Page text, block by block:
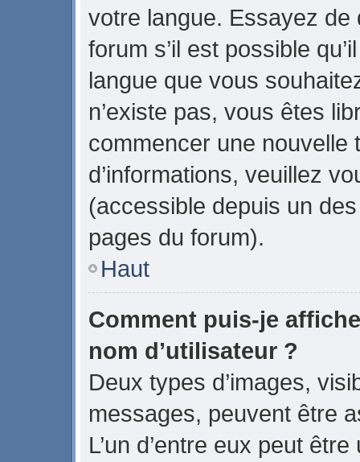
votre langue. Essayez
forum s’il est possible
langue que vous
n’existe pas, vous êtes
commencer une nouvelle
d’informations, veuillez
(accessible depuis un
pages du forum).
Haut
Comment puis-je
nom d’utilisateur ?
Deux types d’images,
messages, peuvent être
L’un d’entre eux peut